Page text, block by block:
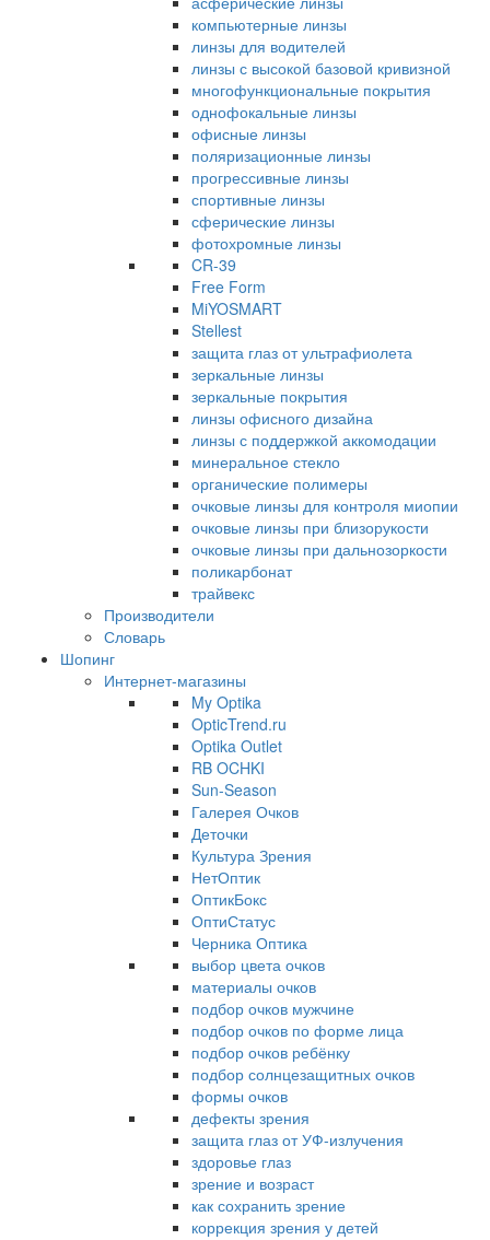
компьютерные линзы
линзы для водителей
линзы с высокой базовой кривизной
многофункциональные покрытия
однофокальные линзы
офисные линзы
поляризационные линзы
прогрессивные линзы
спортивные линзы
сферические линзы
фотохромные линзы
CR-39
Free Form
MiYOSMART
Stellest
защита глаз от ультрафиолета
зеркальные линзы
зеркальные покрытия
линзы офисного дизайна
линзы с поддержкой аккомодации
минеральное стекло
органические полимеры
очковые линзы для контроля миопии
очковые линзы при близорукости
очковые линзы при дальнозоркости
поликарбонат
трайвекс
Производители
Словарь
Шопинг
Интернет-магазины
My Optika
OpticTrend.ru
Optika Outlet
RB OCHKI
Sun-Season
Галерея Очков
Деточки
Культура Зрения
НетОптик
ОптикБокс
ОптиСтатус
Черника Оптика
выбор цвета очков
материалы очков
подбор очков мужчине
подбор очков по форме лица
подбор очков ребёнку
подбор солнцезащитных очков
формы очков
дефекты зрения
защита глаз от УФ-излучения
здоровье глаз
зрение и возраст
как сохранить зрение
коррекция зрения у детей